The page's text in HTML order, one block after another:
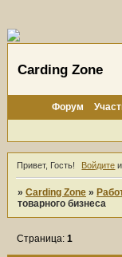
Carding Zone
Форум
Привет, Гость! Войдите
»Carding Zone »
товарного бизнеса
Страница:1